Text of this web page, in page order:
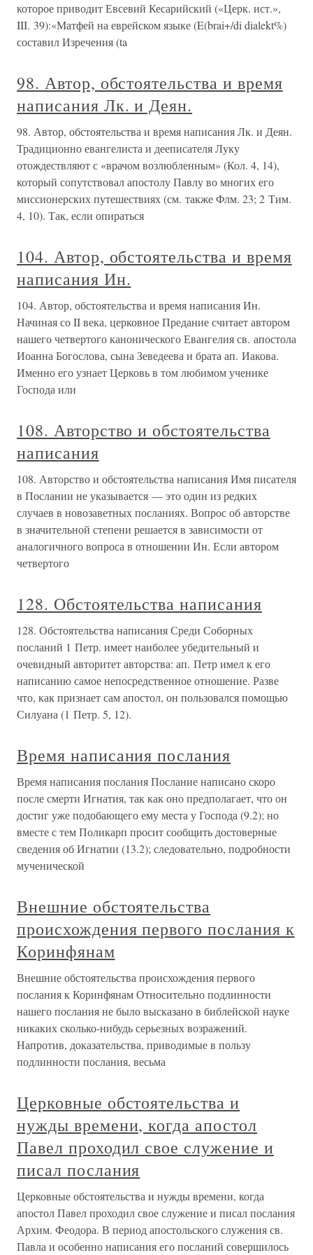
которое приводит Евсевий Кесарийский («Церк. ист.»,
III. 39):«Матфей на еврейском языке (E(brai+/di dialekt%)
составил Изречения (ta
98. Автор, обстоятельства и время
написания Лк. и Деян.
98. Автор, обстоятельства и время написания Лк. и Деян.
Традиционно евангелиста и дееписателя Луку
отождествляют с «врачом возлюбленным» (Кол. 4, 14),
который сопутствовал апостолу Павлу во многих его
миссионерских путешествиях (см. также Флм. 23; 2 Тим.
4, 10). Так, если опираться
104. Автор, обстоятельства и время
написания Ин.
104. Автор, обстоятельства и время написания Ин.
Начиная со II века, церковное Предание считает автором
нашего четвертого канонического Евангелия св. апостола
Иоанна Богослова, сына Зеведеева и брата ап. Иакова.
Именно его узнает Церковь в том любимом ученике
Господа или
108. Авторство и обстоятельства
написания
108. Авторство и обстоятельства написания Имя писателя
в Послании не указывается — это один из редких
случаев в новозаветных посланиях. Вопрос об авторстве
в значительной степени решается в зависимости от
аналогичного вопроса в отношении Ин. Если автором
четвертого
128. Обстоятельства написания
128. Обстоятельства написания Среди Соборных
посланий 1 Петр. имеет наиболее убедительный и
очевидный авторитет авторства: ап. Петр имел к его
написанию самое непосредственное отношение. Разве
что, как признает сам апостол, он пользовался помощью
Силуана (1 Петр. 5, 12).
Время написания послания
Время написания послания Послание написано скоро
после смерти Игнатия, так как оно предполагает, что он
достиг уже подобающего ему места у Господа (9.2); но
вместе с тем Поликарп просит сообщить достоверные
сведения об Игнатии (13.2); следовательно, подробности
мученической
Внешние обстоятельства
происхождения первого послания к
Коринфянам
Внешние обстоятельства происхождения первого
послания к Коринфянам Относительно подлинности
нашего послания не было высказано в библейской науке
никаких сколько-нибудь серьезных возражений.
Напротив, доказательства, приводимые в пользу
подлинности послания, весьма
Церковные обстоятельства и
нужды времени, когда апостол
Павел проходил свое служение и
писал послания
Церковные обстоятельства и нужды времени, когда
апостол Павел проходил свое служение и писал послания
Архим. Феодора. В период апостольского служения св.
Павла и особенно написания его посланий совершилось